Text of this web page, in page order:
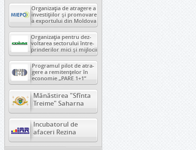
Organizaţia de atragere a
investiţiilor şi promovare
a exportului din Moldova
Organizaţia pentru dez-
voltarea sectorului între-
prinderilor mici şi mijlocii
Programul pilot de atra-
gere a remitenţelor în
economie „PARE 1+1”
Mănăstirea "Sfînta
Treime" Saharna
Incubatorul de
afaceri Rezina